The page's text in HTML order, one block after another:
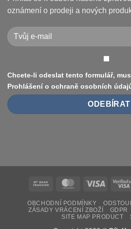
a
jak
je
pneumatiku
na
elektrokoloběžce
(8.5″
10″,
duše
oznámení o prodeji a nových
Chcete-li odeslat tento formulář,
Prohlášení o ochraně osobních
Bank
MasterCardVisa
OBCHODNÍ PODMÍNKY
ZÁSADY VRÁCENÍ ZBOŽÍ
GDPR
SITE MAP PRODUCT